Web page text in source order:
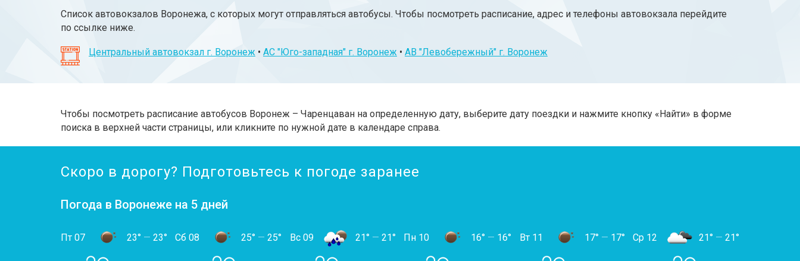
Список автовокзалов Воронежа, с которых могут отправляться автобусы. Чтобы посмотреть расписание, адрес и телефоны автовокзала перейдите
по ссылке ниже.
Центральный автовокзал г. Воронеж • АС "Юго-западная" г. Воронеж • АВ "Левобережный" г. Воронеж
Чтобы посмотреть расписание автобусов Воронеж – Чаренцаван на определенную дату, выберите дату поездки и нажмите кнопку «Найти» в форме
поиска в верхней части страницы, или кликните по нужной дате в календаре справа.
Скоро в дорогу? Подготовьтесь к погоде заранее
Погода в Воронеже на 5 дней
Пт 07 23° — 23° Сб 08 25° — 25° Вс 09 21° — 21° Пн 10 16° — 16° Вт 11 17° — 17° Ср 12 21° — 21°